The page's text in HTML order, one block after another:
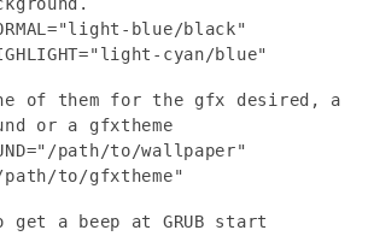
blue/black"
cyan/blue"
of them for the gfx desired, a
or a gfxtheme
path/to/wallpaper"
path/to/gfxtheme"
get a beep at GRUB start